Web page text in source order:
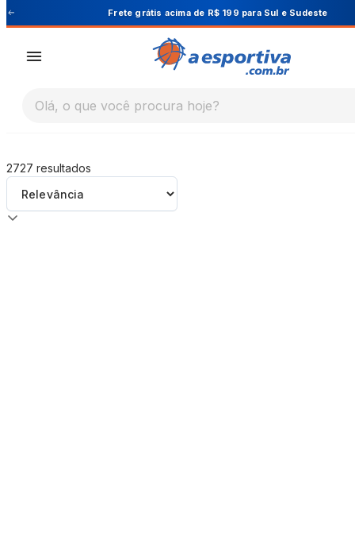
A Esportiva Cupom PRIMEIRA10 para 10%
Olá, o que você procura hoje?
2727 resultados